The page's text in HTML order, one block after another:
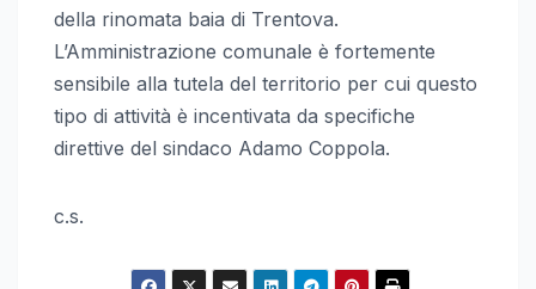
della rinomata baia di Trentova.
L’Amministrazione comunale è fortemente
sensibile alla tutela del territorio per cui questo
tipo di attività è incentivata da specifiche
direttive del sindaco Adamo Coppola.
c.s.